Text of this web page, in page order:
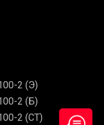
2 (Э)
2 (Б)
2 (СТ)